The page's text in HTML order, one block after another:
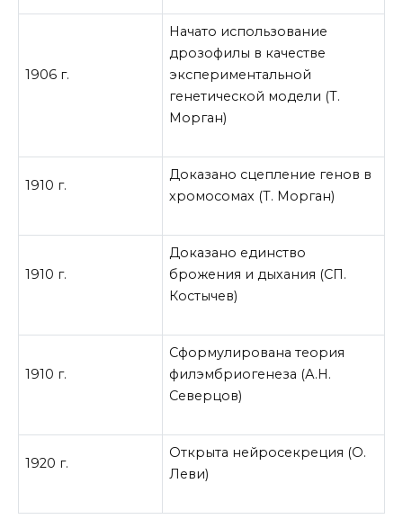
1906 г.
Начато использование
дрозофилы в качестве
экспериментальной
генетической модели (Т.
Морган)
1910 г.
Доказано сцепление генов в
хромосомах (Т. Морган)
1910 г.
Доказано единство
брожения и дыхания (СП.
Костычев)
1910 г.
Сформулирована теория
филэмбриогенеза (А.Н.
Северцов)
1920 г.
Открыта нейросекреция (О.
Леви)